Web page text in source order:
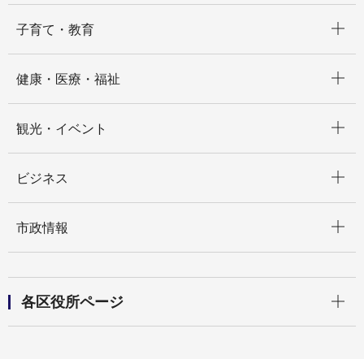
子育て・教育
健康・医療・福祉
観光・イベント
ビジネス
市政情報
各区役所ページ